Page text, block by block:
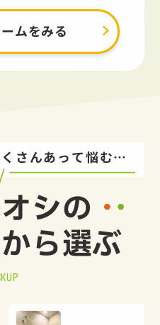
ムをみる
さんあって悩む…
シの
ら選ぶ